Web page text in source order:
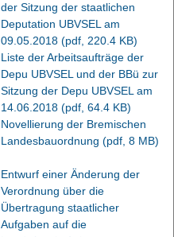
der Sitzung der staatlichen
Deputation UBVSEL am
09.05.2018 (pdf, 220.4 KB)
Liste der Arbeitsaufträge der
Depu UBVSEL und der BBü zur
Sitzung der Depu UBVSEL am
14.06.2018 (pdf, 64.4 KB)
Novellierung der Bremischen
Landesbauordnung (pdf, 8 MB)
Entwurf einer Änderung der
Verordnung über die
Übertragung staatlicher
Aufgaben auf die